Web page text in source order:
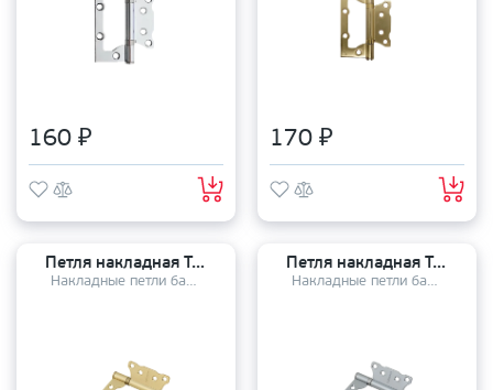
160 ₽ 170 ₽
Петля накладная TANDOOR TD100-2S steel (100*75*2,5) SSG
Накладные петли бабочки
Петля накладная TANDOOR TD100-2S steel (100*75*2,5) SSC
Накладные петли бабочки